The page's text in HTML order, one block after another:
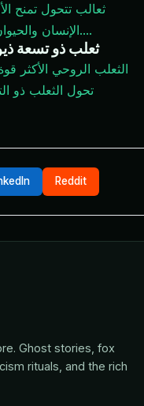
ثعالب تتحول تمنح
الإنسان والحيوان — دليل كامل لأسطورة روح الثعلب....
ثعلب ذو تسعة
الثعلب الروحي الأكثر
تحول الثعلب ذو
Reddit
Ghost stories, fox
rituals, and the rich